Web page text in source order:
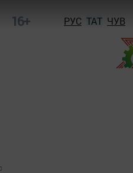
16+ РУС ТАТ ЧУВ